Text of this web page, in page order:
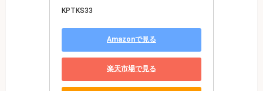
KPTKS33
Amazonで見る
楽天市場で見る